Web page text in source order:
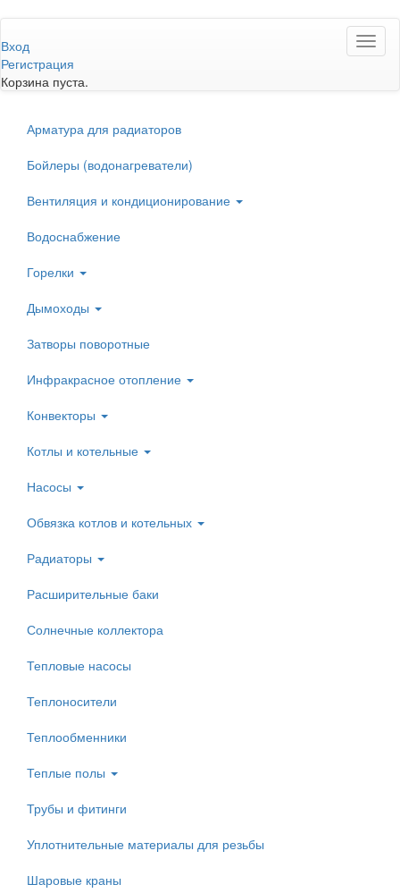
к
основному
содержанию
Вход
Регистрация
Корзина пуста.
Арматура для радиаторов
Бойлеры (водонагреватели)
Вентиляция и кондиционирование
Водоснабжение
Горелки
Дымоходы
Затворы поворотные
Инфракрасное отопление
Конвекторы
Котлы и котельные
Насосы
Обвязка котлов и котельных
Радиаторы
Расширительные баки
Солнечные коллектора
Тепловые насосы
Теплоносители
Теплообменники
Теплые полы
Трубы и фитинги
Уплотнительные материалы для резьбы
Шаровые краны